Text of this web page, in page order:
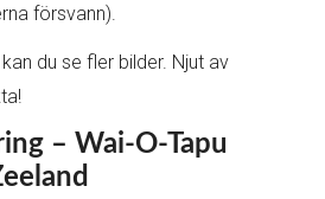
försvann).
du se fler bilder. Njut av
– Wai-O-Tapu